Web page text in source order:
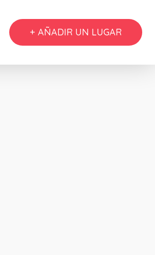
+ AÑADIR UN LUGAR